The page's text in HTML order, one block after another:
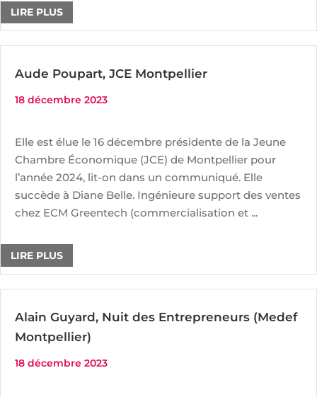
LIRE PLUS
Aude Poupart, JCE Montpellier
18 décembre 2023
Elle est élue le 16 décembre présidente de la Jeune
Chambre Économique (JCE) de Montpellier pour
l’année 2024, lit-on dans un communiqué. Elle
succède à Diane Belle. Ingénieure support des ventes
chez ECM Greentech (commercialisation et ...
LIRE PLUS
Alain Guyard, Nuit des Entrepreneurs (Medef
Montpellier)
18 décembre 2023